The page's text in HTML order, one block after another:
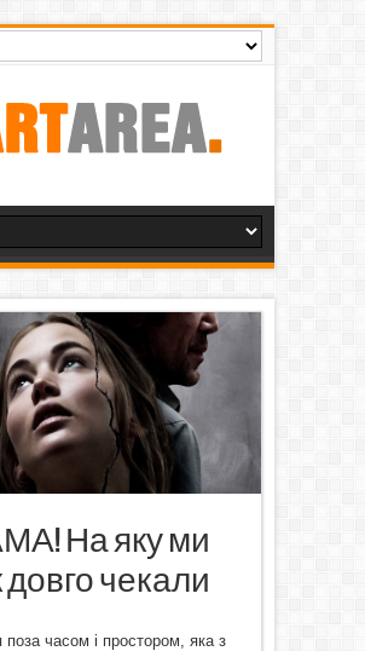
На яку ми
довго чекали
поза часом і простором, яка з